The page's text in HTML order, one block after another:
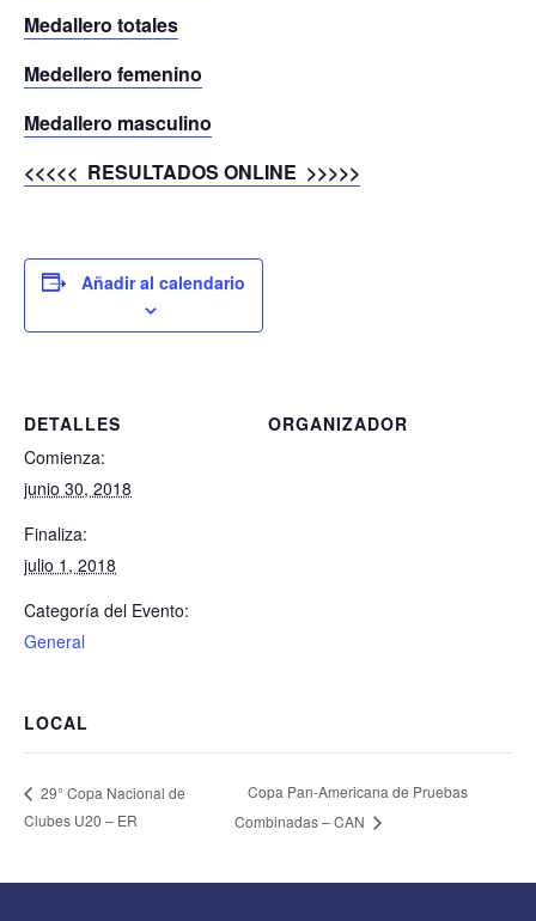
Medallero totales
Medellero femenino
Medallero masculino
<<<<< RESULTADOS ONLINE >>>>>
Añadir al calendario
DETALLES
Comienza:
junio 30, 2018
Finaliza:
julio 1, 2018
Categoría del Evento:
General
ORGANIZADOR
LOCAL
29° Copa Nacional de
Clubes U20 – ER
Copa Pan-Americana de Pruebas
Combinadas – CAN